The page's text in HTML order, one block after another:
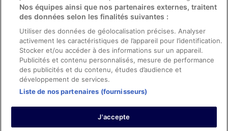
Annuler votre réservation d’hôtel ou de propriété de vacances
Échéances de remboursement
Utiliser un coupon ebookers
Electron, CartaSi, Carte Bleue, PayPal et Eurocard.
© 2026 Expedia, Inc., une entreprise d’Expedia Group. Tous droits
Nos équipes ainsi que nos partenaires externes, traitent
des données selon les finalités suivantes :
Utiliser des données de géolocalisation précises. Analyser
activement les caractéristiques de l’appareil pour l’identification.
Stocker et/ou accéder à des informations sur un appareil.
Publicités et contenu personnalisés, mesure de performance
des publicités et du contenu, études d’audience et
développement de services.
Liste de nos partenaires (fournisseurs)
J'accepte